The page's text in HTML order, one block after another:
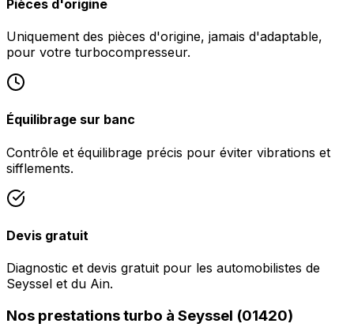
Pièces d'origine
Uniquement des pièces d'origine, jamais d'adaptable,
pour votre turbocompresseur.
Équilibrage sur banc
Contrôle et équilibrage précis pour éviter vibrations et
sifflements.
Devis gratuit
Diagnostic et devis gratuit pour les automobilistes de
Seyssel et du Ain.
Nos prestations turbo à Seyssel (01420)